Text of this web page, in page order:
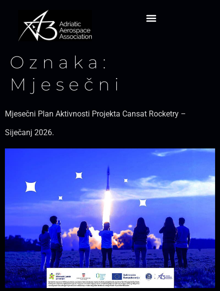
Oznaka:
Mjesečni
Mjesečni Plan Aktivnosti Projekta Cansat Rocketry –
Siječanj 2026.